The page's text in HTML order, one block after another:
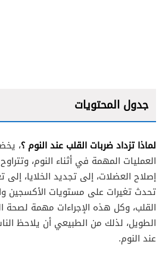
جدول المحتويات
ارتفاع ضغط الدم
لماذا تزداد ضربات القلب عند النوم ؟،
العمليات المهمة في أثناء النوم،
إصلاح العضلات، إلى تجديد الخلايا،
تحدث تغيرات على مستويات الأكسجين
القلب، وكل هذه الإجراءات مهمة
الطويل، لذلك من الطبيعي أن يلاحظ
عند النوم.